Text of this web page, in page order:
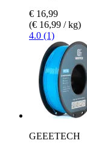
€ 16,99
(€ 16,99 / kg)
4.0 (1)
GEEETECH